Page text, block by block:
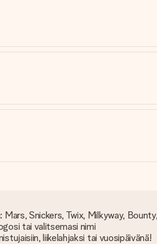
Snickers, Twix, Milkyway,
tai valitsemasi nimi
liikelahjaksi tai vuosipäivänä!